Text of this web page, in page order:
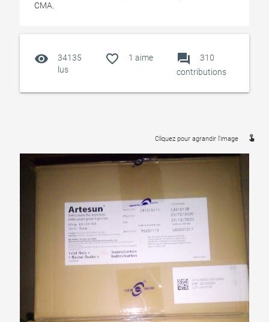
CMA.
visibility
34135
lus
favorite_outline 1 aime forum
310
contributions
Cliquez pour agrandir l'image touch_app